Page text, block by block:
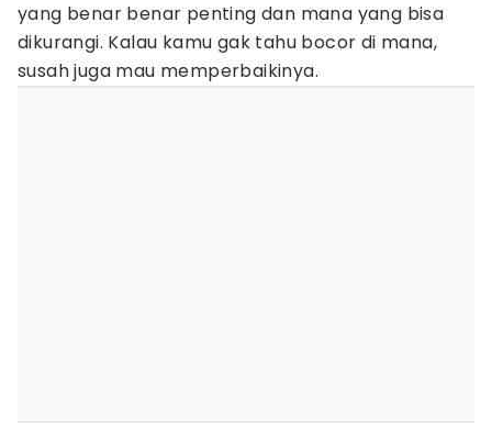
yang benar benar penting dan mana yang bisa
dikurangi. Kalau kamu gak tahu bocor di mana,
susah juga mau memperbaikinya.